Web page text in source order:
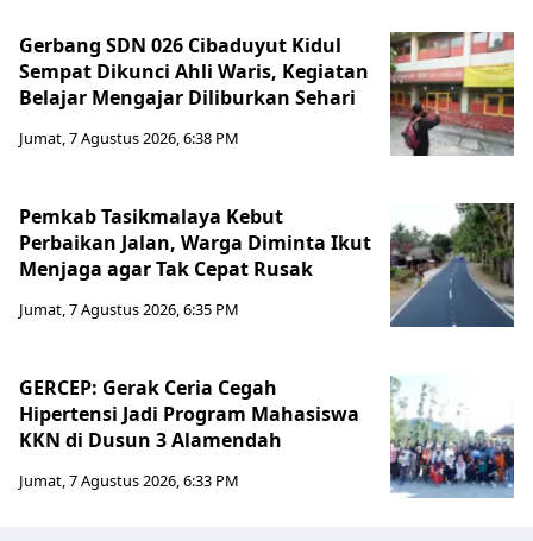
Gerbang SDN 026 Cibaduyut Kidul
Sempat Dikunci Ahli Waris, Kegiatan
Belajar Mengajar Diliburkan Sehari
Jumat, 7 Agustus 2026, 6:38 PM
Pemkab Tasikmalaya Kebut
Perbaikan Jalan, Warga Diminta Ikut
Menjaga agar Tak Cepat Rusak
Jumat, 7 Agustus 2026, 6:35 PM
GERCEP: Gerak Ceria Cegah
Hipertensi Jadi Program Mahasiswa
KKN di Dusun 3 Alamendah
Jumat, 7 Agustus 2026, 6:33 PM